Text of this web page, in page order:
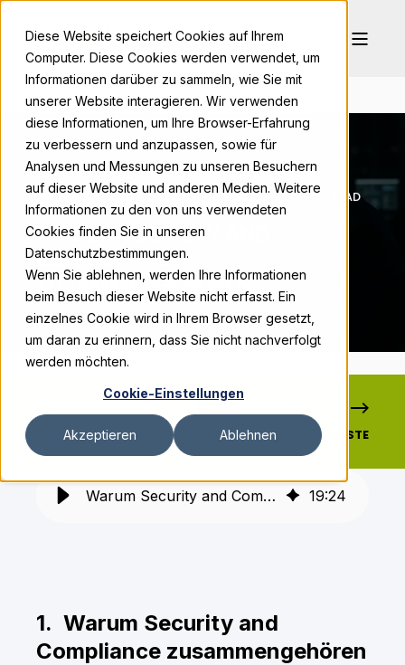
Diese Website speichert Cookies auf Ihrem
Computer. Diese Cookies werden verwendet, um
Informationen darüber zu sammeln, wie Sie mit
unserer Website interagieren. Wir verwenden
diese Informationen, um Ihre Browser-Erfahrung
zu verbessern und anzupassen, sowie für
Analysen und Messungen zu unseren Besuchern
auf dieser Website und anderen Medien. Weitere
Informationen zu den von uns verwendeten
Cookies finden Sie in unseren
Datenschutzbestimmungen.
Wenn Sie ablehnen, werden Ihre Informationen
beim Besuch dieser Website nicht erfasst. Ein
einzelnes Cookie wird in Ihrem Browser gesetzt,
um daran zu erinnern, dass Sie nicht nachverfolgt
werden möchten.
Cookie-Einstellungen
Akzeptieren Ablehnen
BONPAGO DEC 11, 2025, 9:00:00 AM 10 MIN READ
WARUM SECURITY AND
COMPLIANCE
ZUSAMMENGEHÖREN
VORHERIGE NÄCHSTE
Warum Security and Compliance zusammengehören 19:24
1. Warum Security and
Compliance zusammengehören